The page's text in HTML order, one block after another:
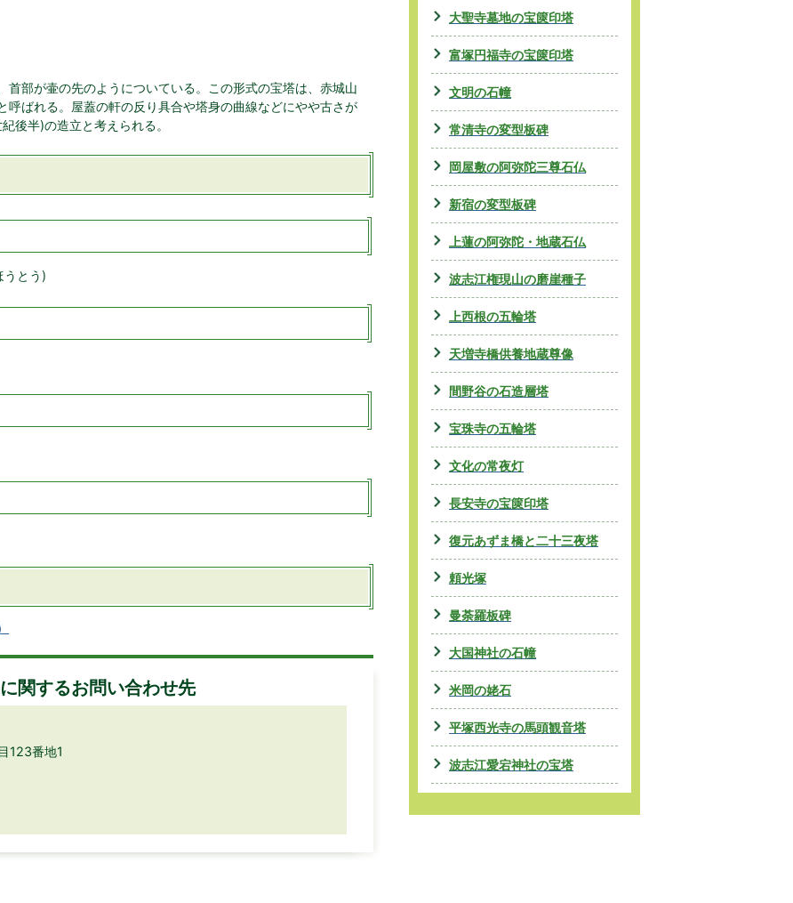
首部が壷の先のようについている。この形式の宝塔は、赤城山
呼ばれる。屋蓋の軒の反り具合や塔身の曲線などにやや古さが
後半)の造立と考えられる。
うとう)
関するお問い合わせ先
123番地1
大聖寺墓地の宝篋印塔
富塚円福寺の宝篋印塔
文明の石幢
常清寺の変型板碑
岡屋敷の阿弥陀三尊石仏
新宿の変型板碑
上蓮の阿弥陀・地蔵石仏
波志江権現山の磨崖種子
上西根の五輪塔
天増寺橋供養地蔵尊像
間野谷の石造層塔
宝珠寺の五輪塔
文化の常夜灯
長安寺の宝篋印塔
復元あずま橋と二十三夜塔
頼光塚
曼荼羅板碑
大国神社の石幢
米岡の姥石
平塚西光寺の馬頭観音塔
波志江愛宕神社の宝塔